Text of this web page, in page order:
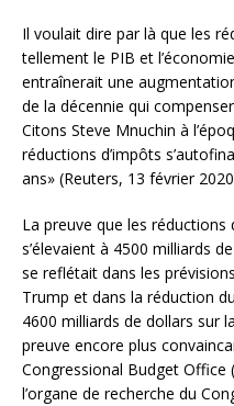
Il voulait dire par là que les
tellement le PIB et
entraînerait une
de la décennie qui
Citons Steve Mnuchin à
réductions d’impôts
ans» (Reuters, 13 février
La preuve que les réductions
s’élevaient à 4500 milliards
se reflétait dans les
Trump et dans la réduction
4600 milliards de dollars sur
preuve encore plus
Congressional Budget Office
l’organe de recherche du